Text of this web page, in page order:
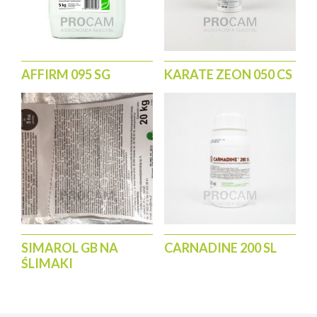
2. Środek nie pleśnieje zalegając na powierzchni gleby.
środek w godzinach popołudniowych lub wieczorem.
Poznań – (61) 847 69 46
Wrocław – (71) 343 30 08
AFFIRM 095 SG KARATE ZEON 050 CS
SIMAROL GB NA
ŚLIMAKI
CARNADINE 200 SL